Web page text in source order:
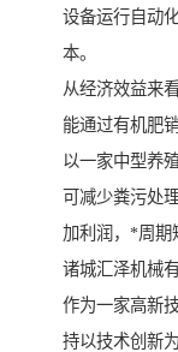
设备运行自动
本。
从经济效益来
能通过有机肥
以一家中型养
可减少粪污处
加利润，*周期
诸城汇泽机械
作为一家高新
持以技术创新